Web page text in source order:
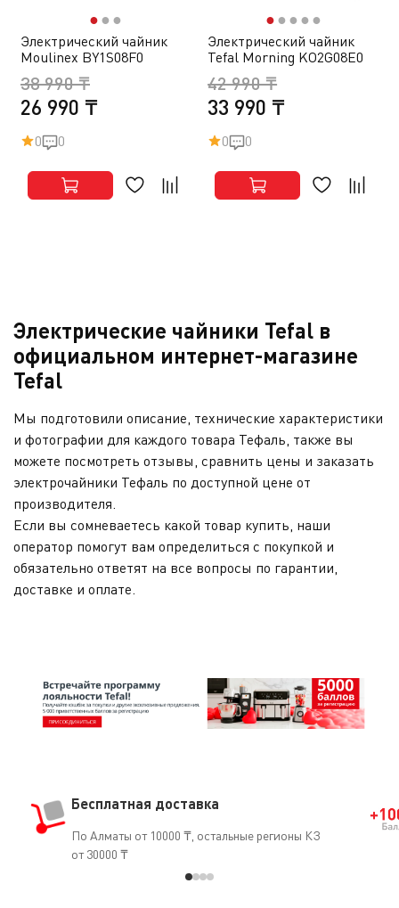
●● ●
Электрический чайник
Moulinex BY1S08F0
26 990 ₸
38 990 ₸
0 0
●● ● ● ●
Электрический чайник
Tefal Morning KO2G08E0
33 990 ₸
42 990 ₸
0 0
Электрические чайники Tefal в
официальном интернет-магазине
Tefal
Мы подготовили описание, технические характеристики
и фотографии для каждого товара Тефаль, также вы
можете посмотреть отзывы, сравнить цены и заказать
электрочайники Тефаль по доступной цене от
производителя.
Если вы сомневаетесь какой товар купить, наши
оператор помогут вам определиться с покупкой и
обязательно ответят на все вопросы по гарантии,
доставке и оплате.
Бесплатная доставка
По Алматы от 10000 ₸, остальные регионы КЗ
от 30000 ₸